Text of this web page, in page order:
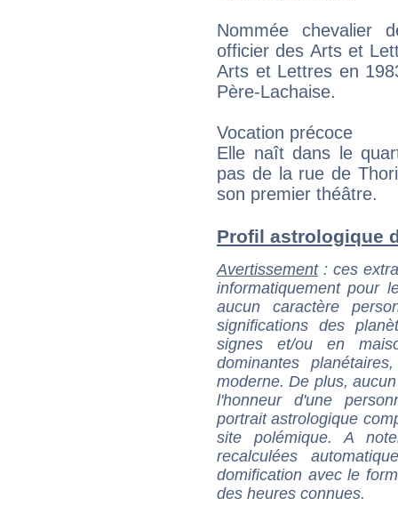
Nommée chevalier
officier des Arts et
Arts et Lettres en
Père-Lachaise.
Vocation précoce
Elle naît dans le
pas de la rue de
son premier théâtre.
Profil astrologique
Avertissement: ces
informatiquement pour
aucun caractère
significations des
signes et/ou en
dominantes
moderne. De plus,
l'honneur d'une
portrait astrologique
site polémique. A
recalculées
domification avec le
des heures connues.